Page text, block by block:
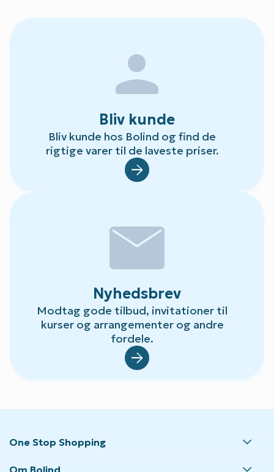
person
Bliv kunde
Bliv kunde hos Bolind og find de
rigtige varer til de laveste priser.
Default.aspx?Id=78
mail
Nyhedsbrev
Modtag gode tilbud, invitationer til
kurser og arrangementer og andre
fordele.
Default.aspx?Id=23
One Stop Shopping